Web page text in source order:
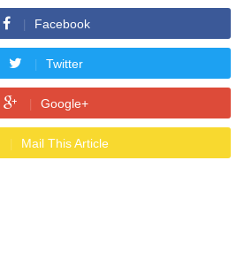
Facebook
Twitter
Google+
Mail This Article